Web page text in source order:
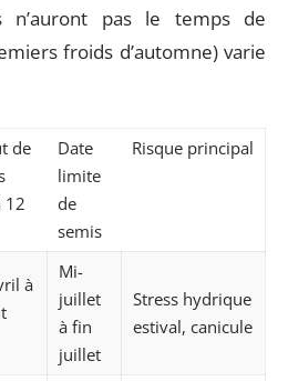
n’auront pas le temps de
froids d’automne) varie
de
12
Date
limite
de
semis
Risque principal
à
Mi-
juillet
à fin
juillet
Stress hydrique
estival, canicule